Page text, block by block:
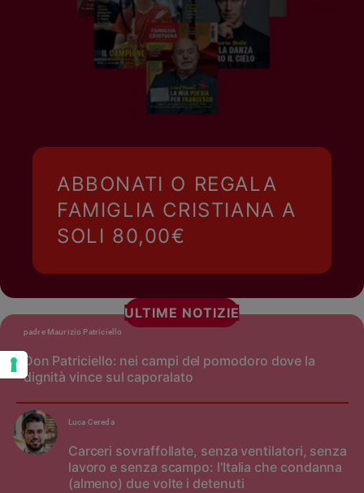
ABBONATI O REGALA
FAMIGLIA CRISTIANA A
SOLI 80,00€
ULTIME NOTIZIE
Don Patriciello: nei campi del pomodoro dove la
dignità vince sul caporalato
padre Maurizio Patriciello
Carceri sovraffollate, senza ventilatori, senza
lavoro e senza scampo: l'Italia che condanna
(almeno) due volte i detenuti
Luca Cereda